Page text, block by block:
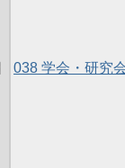
038 学会・研究